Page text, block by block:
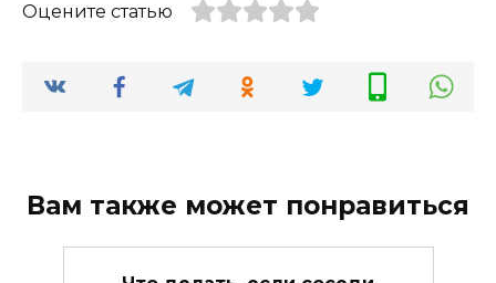
Оцените статью
Вам также может понравиться